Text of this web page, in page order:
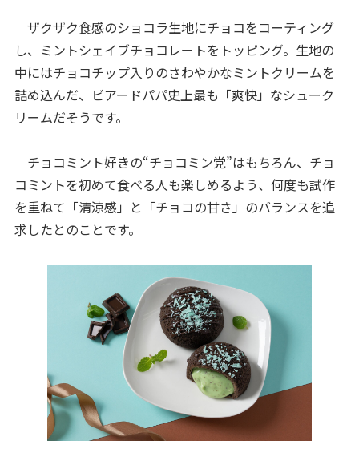
ザクザク食感のショコラ生地にチョコをコーティング
し、ミントシェイブチョコレートをトッピング。生地の
中にはチョコチップ入りのさわやかなミントクリームを
詰め込んだ、ビアードパパ史上最も「爽快」なシューク
リームだそうです。
チョコミント好きの“チョコミン党”はもちろん、チョ
コミントを初めて食べる人も楽しめるよう、何度も試作
を重ねて「清涼感」と「チョコの甘さ」のバランスを追
求したとのことです。